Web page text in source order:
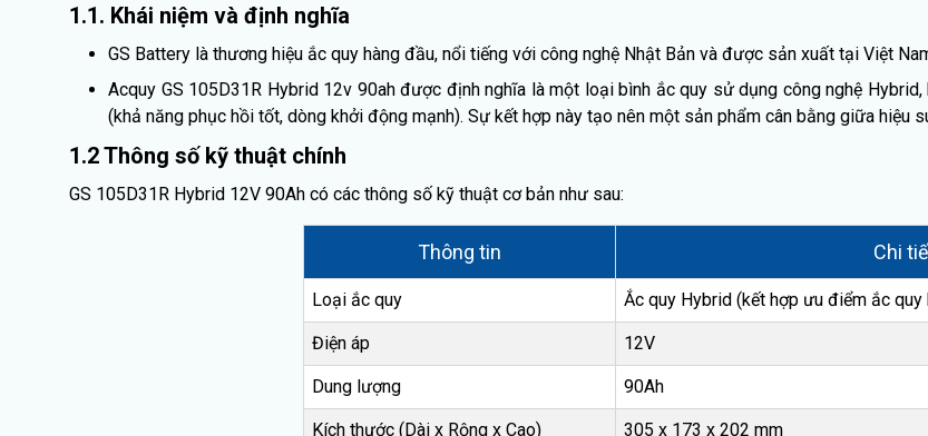
1.1. Khái niệm và định nghĩa
GS Battery là thương hiệu ắc quy hàng đầu, nổi tiếng với công nghệ Nhật Bản và được sản xuất tại Việt
Acquy GS 105D31R Hybrid 12v 90ah được định nghĩa là một loại bình ắc quy sử dụng công nghệ
(khả năng phục hồi tốt, dòng khởi động mạnh). Sự kết hợp này tạo nên một sản phẩm cân bằng giữa hiệu
1.2 Thông số kỹ thuật chính
GS 105D31R Hybrid 12V 90Ah có các thông số kỹ thuật cơ bản như sau:
Thông tin Chi
Loại ắc quy Ắc quy Hybrid (kết hợp ưu điểm ắc
Điện áp 12V
Dung lượng 90Ah
Kích thước (Dài x Rộng x Cao) 305 x 173 x 202 mm